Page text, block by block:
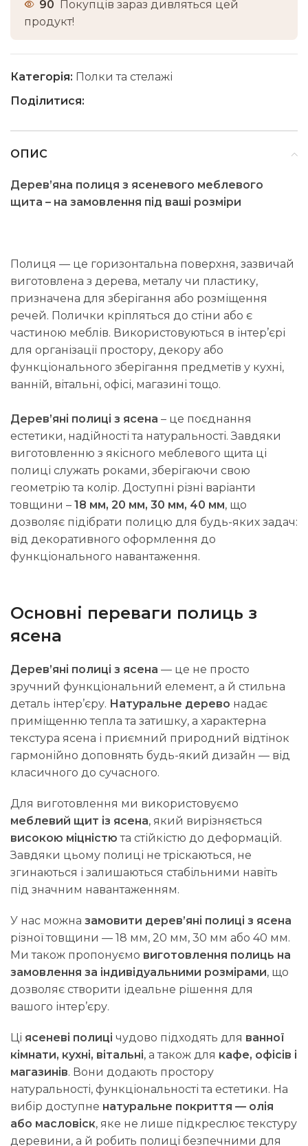
90 Покупців зараз дивляться цей
продукт!
Категорія: Полки та стелажі
Поділитися:
ОПИС
Дерев’яна полиця з ясеневого меблевого
щита – на замовлення під ваші розміри
Полиця — це горизонтальна поверхня, зазвичай
виготовлена з дерева, металу чи пластику,
призначена для зберігання або розміщення
речей. Полички кріпляться до стіни або є
частиною меблів. Використовуються в інтер’єрі
для організації простору, декору або
функціонального зберігання предметів у кухні,
ванній, вітальні, офісі, магазині тощо.
Дерев’яні полиці з ясена – це поєднання
естетики, надійності та натуральності. Завдяки
виготовленню з якісного меблевого щита ці
полиці служать роками, зберігаючи свою
геометрію та колір. Доступні різні варіанти
товщини – 18 мм, 20 мм, 30 мм, 40 мм, що
дозволяє підібрати полицю для будь-яких задач:
від декоративного оформлення до
функціонального навантаження.
Основні переваги полиць з
ясена
Дерев’яні полиці з ясена — це не просто
зручний функціональний елемент, а й стильна
деталь інтер’єру. Натуральне дерево надає
приміщенню тепла та затишку, а характерна
текстура ясена і приємний природний відтінок
гармонійно доповнять будь-який дизайн — від
класичного до сучасного.
Для виготовлення ми використовуємо
меблевий щит із ясена, який вирізняється
високою міцністю та стійкістю до деформацій.
Завдяки цьому полиці не тріскаються, не
згинаються і залишаються стабільними навіть
під значним навантаженням.
У нас можна замовити дерев’яні полиці з ясена
різної товщини — 18 мм, 20 мм, 30 мм або 40 мм.
Ми також пропонуємо виготовлення полиць на
замовлення за індивідуальними розмірами, що
дозволяє створити ідеальне рішення для
вашого інтер’єру.
Ці ясеневі полиці чудово підходять для ванної
кімнати, кухні, вітальні, а також для кафе, офісів і
магазинів. Вони додають простору
натуральності, функціональності та естетики. На
вибір доступне натуральне покриття — олія
або масловіск, яке не лише підкреслює текстуру
деревини, а й робить полиці безпечними для